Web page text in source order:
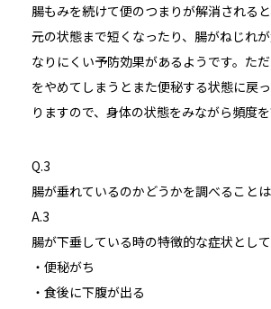
腸もみを続けて便のつまりが解消される
元の状態まで短くなったり、腸がねじれ
なりにくい予防効果があるようです。た
をやめてしまうとまた便秘する状態に戻
りますので、身体の状態をみながら頻度を
Q.3
腸が垂れているのかどうかを調べること
A.3
腸が下垂している時の特徴的な症状として
・便秘がち
・食後に下腹が出る